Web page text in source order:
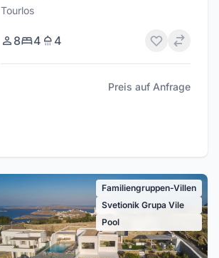
Tourlos
8 4 4
Preis auf Anfrage
Familiengruppen-Villen
Svetionik Grupa Vile
Pool